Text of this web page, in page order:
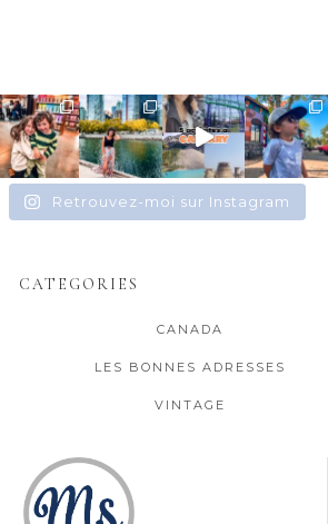
Retrouvez-moi sur Instagram
CATEGORIES
CANADA
LES BONNES ADRESSES
VINTAGE